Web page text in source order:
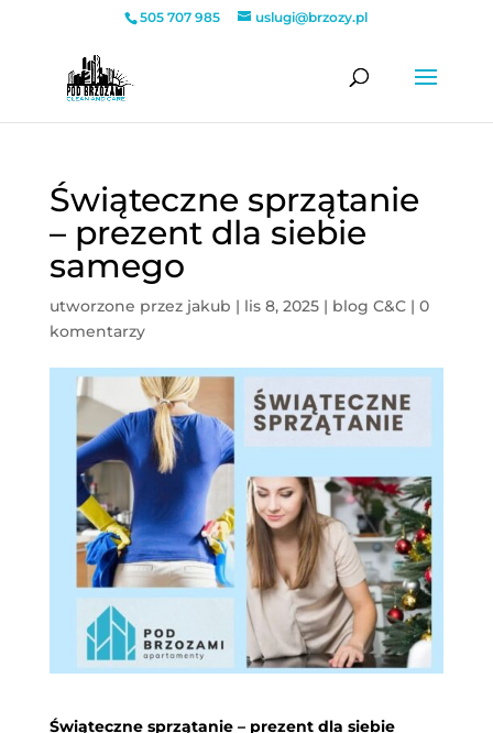
505 707 985 uslugi@brzozy.pl
Świąteczne sprzątanie
– prezent dla siebie
samego
utworzone przez jakub | lis 8, 2025| blog C&C| 0
komentarzy
Świąteczne sprzątanie – prezent dla siebie